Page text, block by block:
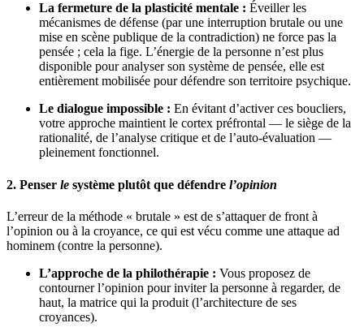
La fermeture de la plasticité mentale : Éveiller les
mécanismes de défense (par une interruption brutale ou une
mise en scène publique de la contradiction) ne force pas la
pensée ; cela la fige. L’énergie de la personne n’est plus
disponible pour analyser son système de pensée, elle est
entièrement mobilisée pour défendre son territoire psychique.
Le dialogue impossible : En évitant d’activer ces boucliers,
votre approche maintient le cortex préfrontal — le siège de la
rationalité, de l’analyse critique et de l’auto-évaluation —
pleinement fonctionnel.
2. Penser le système plutôt que défendre l’opinion
L’erreur de la méthode « brutale » est de s’attaquer de front à
l’opinion ou à la croyance, ce qui est vécu comme une attaque ad
hominem (contre la personne).
L’approche de la philothérapie : Vous proposez de
contourner l’opinion pour inviter la personne à regarder, de
haut, la matrice qui la produit (l’architecture de ses
croyances).